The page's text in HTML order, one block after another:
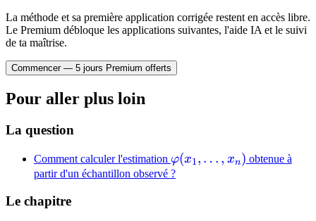
La méthode et sa première application corrigée restent en accès libre.
Le Premium débloque les applications suivantes, l'aide IA et le suivi
de ta maîtrise.
Commencer — 5 jours Premium offerts
Pour aller plus loin
La question
Comment calculer l'estimation \varphi(x_1,
\dots, x_n)
φ(x1, … , xn) obtenue à
partir d'un échantillon observé ?
Le chapitre